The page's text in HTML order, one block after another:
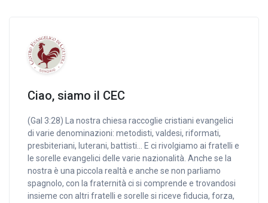
Ciao, siamo il CEC
(Gal 3:28) La nostra chiesa raccoglie cristiani evangelici
di varie denominazioni: metodisti, valdesi, riformati,
presbiteriani, luterani, battisti… E ci rivolgiamo ai fratelli e
le sorelle evangelici delle varie nazionalità. Anche se la
nostra è una piccola realtà e anche se non parliamo
spagnolo, con la fraternità ci si comprende e trovandosi
insieme con altri fratelli e sorelle si riceve fiducia, forza,